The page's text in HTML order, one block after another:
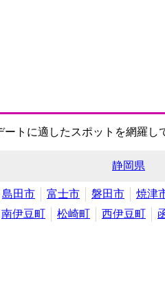
トに適したスポットを網羅
静岡県
島田市 富士市 磐田市 焼津
南伊豆町 松崎町 西伊豆町